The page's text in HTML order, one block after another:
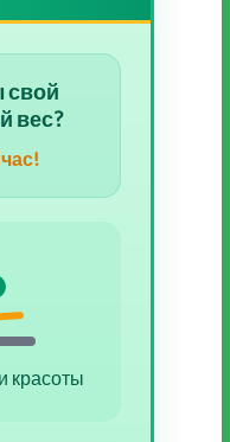
свой
вес?
красоты